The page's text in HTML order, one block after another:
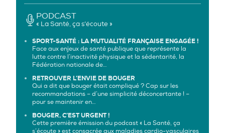
PODCAST
« La Santé, ça s’écoute »
SPORT-SANTÉ : LA MUTUALITÉ FRANÇAISE ENGAGÉE !
Face aux enjeux de santé publique que représente la
lutte contre l’inactivité physique et la sédentarité, la
Fédération nationale de…
RETROUVER L’ENVIE DE BOUGER
Qui a dit que bouger était compliqué ? Cap sur les
recommandations – d’une simplicité déconcertante ! –
pour se maintenir en…
BOUGER, C’EST URGENT !
Cette première émission du podcast « La Santé, ça
s’écoute » est consacrée aux maladies cardio-vasculaires